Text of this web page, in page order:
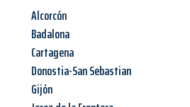
Alcorcón
Badalona
Cartagena
Donostia-San Sebastian
Gijón